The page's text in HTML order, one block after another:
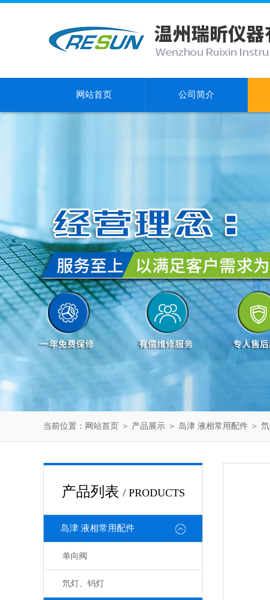
网站首页 公司简介
当前位置： 网站首页 ＞ 产品展示 ＞ 岛津 液相常用配件 ＞
产品列表 / PRODUCTS
岛津 液相常用配件
单向阀
氘灯、钨灯